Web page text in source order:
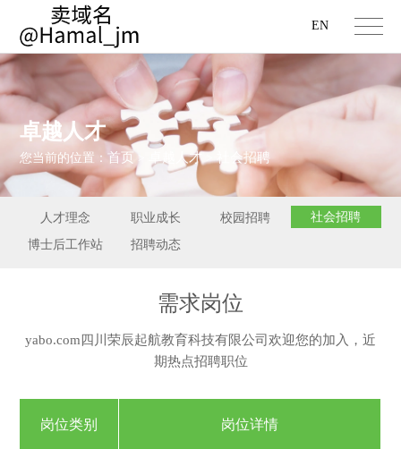
EN
卓越人才
您当前的位置：首页 > 卓越人才 >社会招聘
人才理念 职业成长 校园招聘 社会招聘
博士后工作站 招聘动态
需求岗位
yabo.com四川荣辰起航教育科技有限公司欢迎您的加入，近
期热点招聘职位
岗位类别 岗位详情